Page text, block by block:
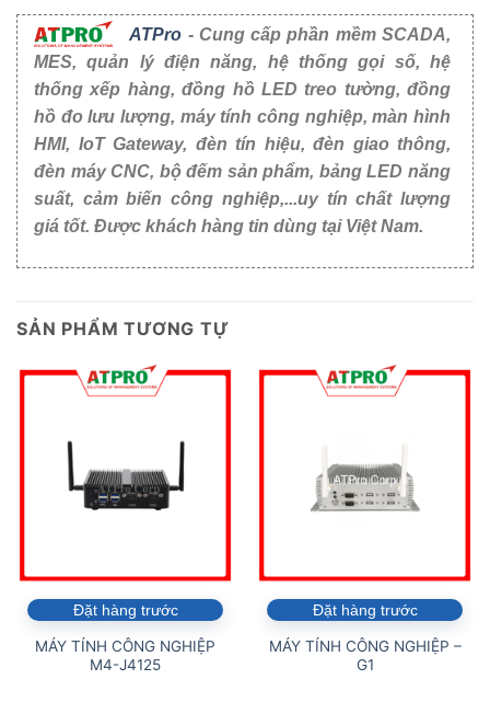
ATPro - Cung cấp phần mềm SCADA,
MES, quản lý điện năng, hệ thống gọi số, hệ
thống xếp hàng, đồng hồ LED treo tường, đồng
hồ đo lưu lượng, máy tính công nghiệp, màn hình
HMI, IoT Gateway, đèn tín hiệu, đèn giao thông,
đèn máy CNC, bộ đếm sản phẩm, bảng LED năng
suất, cảm biến công nghiệp,...uy tín chất lượng
giá tốt. Được khách hàng tin dùng tại Việt Nam.
SẢN PHẨM TƯƠNG TỰ
Đặt hàng trước
MÁY TÍNH CÔNG NGHIỆP
M4-J4125
Đặt hàng trước
MÁY TÍNH CÔNG NGHIỆP –
G1